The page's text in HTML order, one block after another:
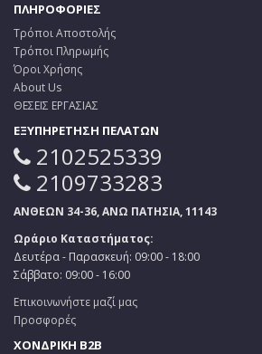
ΠΛΗΡΟΦΟΡΙΕΣ
Τρόποι Αποστολής
Τρόποι Πληρωμής
Όροι Χρήσης
About Us
ΘΕΣΕΙΣ ΕΡΓΑΣΙΑΣ
ΕΞΥΠΗΡΕΤΗΣΗ ΠΕΛΑΤΩΝ
2102525339
2109733283
ΑΝΘΕΩΝ 34-36, ΑΝΩ ΠΑΤΗΣΙΑ, 11143
Ωράριο Καταστήματος:
Δευτέρα - Παρασκευή: 09:00 - 18:00
Σάββατο: 09:00 - 16:00
Επικοινωνήστε μαζί μας
Προσφορές
ΧΟΝΔΡΙΚΗ B2B